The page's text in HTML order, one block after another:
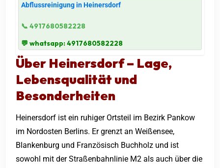
Abflussreinigung in Heinersdorf
📞 4917680582228
💬 whatsapp: 4917680582228
Über Heinersdorf – Lage,
Lebensqualität und
Besonderheiten
Heinersdorf ist ein ruhiger Ortsteil im Bezirk Pankow
im Nordosten Berlins. Er grenzt an Weißensee,
Blankenburg und Französisch Buchholz und ist
sowohl mit der Straßenbahnlinie M2 als auch über die